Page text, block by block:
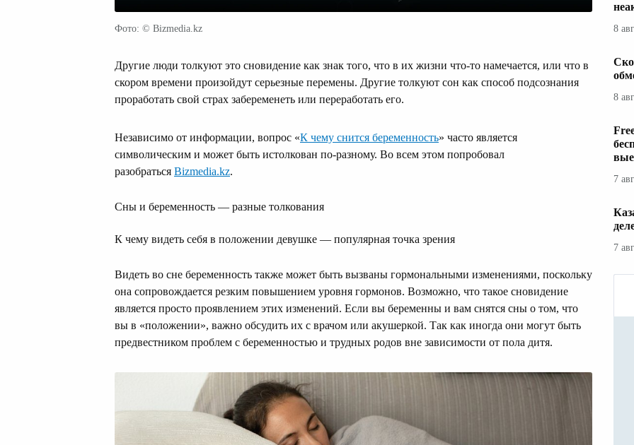
Фото: © Bizmedia.kz
Другие люди толкуют это сновидение как знак того, что в их жизни что-то намечается, или что в
скором времени произойдут серьезные перемены. Другие толкуют сон как способ подсознания
проработать свой страх забеременеть или переработать его.
Независимо от информации, вопрос «К чему снится беременность» часто является
символическим и может быть истолкован по-разному. Во всем этом попробовал
разобраться Bizmedia.kz.
Сны и беременность — разные толкования
К чему видеть себя в положении девушке — популярная точка зрения
Видеть во сне беременность также может быть вызваны гормональными изменениями, поскольку
она сопровождается резким повышением уровня гормонов. Возможно, что такое сновидение
является просто проявлением этих изменений. Если вы беременны и вам снятся сны о том, что
вы в «положении», важно обсудить их с врачом или акушеркой. Так как иногда они могут быть
предвестником проблем с беременностью и трудных родов вне зависимости от пола дитя.
8
8
7
7